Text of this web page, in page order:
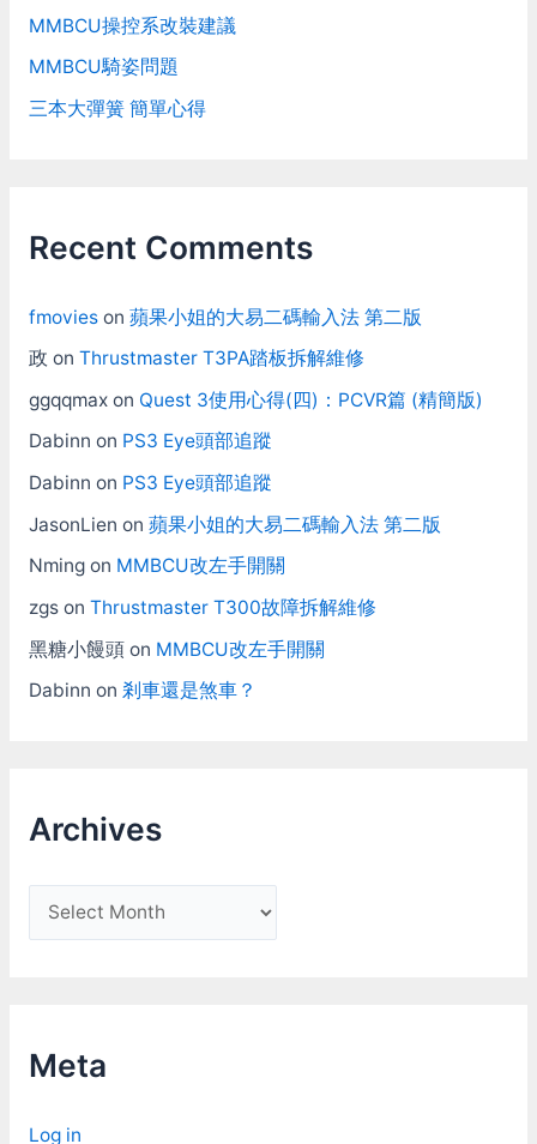
MMBCU操控系改裝建議
MMBCU騎姿問題
三本大彈簧 簡單心得
Recent Comments
fmovieson 蘋果小姐的大易二碼輸入法 第二版
政 on Thrustmaster T3PA踏板拆解維修
ggqqmaxon Quest 3使用心得(四)：PCVR篇 (精簡版)
Dabinn on PS3 Eye頭部追蹤
Dabinn on PS3 Eye頭部追蹤
JasonLien on 蘋果小姐的大易二碼輸入法 第二版
Nmingon MMBCU改左手開關
zgson Thrustmaster T300故障拆解維修
黑糖小饅頭on MMBCU改左手開關
Dabinn on 剎車還是煞車？
Archives
r
i
e
Meta
Log in